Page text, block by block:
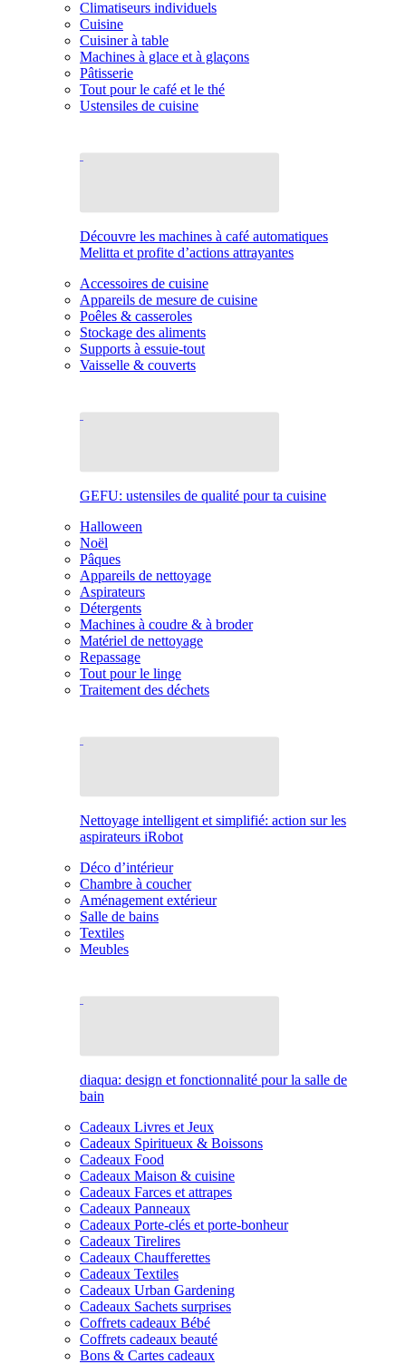
Climatiseurs individuels
Cuisine
Cuisiner à table
Machines à glace et à glaçons
Pâtisserie
Tout pour le café et le thé
Ustensiles de cuisine
Découvre les machines à café automatiques
Melitta et profite d’actions attrayantes
Accessoires de cuisine
Appareils de mesure de cuisine
Poêles & casseroles
Stockage des aliments
Supports à essuie-tout
Vaisselle & couverts
GEFU: ustensiles de qualité pour ta cuisine
Halloween
Noël
Pâques
Appareils de nettoyage
Aspirateurs
Détergents
Machines à coudre & à broder
Matériel de nettoyage
Repassage
Tout pour le linge
Traitement des déchets
Nettoyage intelligent et simplifié: action sur les
aspirateurs iRobot
Déco d’intérieur
Chambre à coucher
Aménagement extérieur
Salle de bains
Textiles
Meubles
diaqua: design et fonctionnalité pour la salle de
bain
Cadeaux Livres et Jeux
Cadeaux Spiritueux & Boissons
Cadeaux Food
Cadeaux Maison & cuisine
Cadeaux Farces et attrapes
Cadeaux Panneaux
Cadeaux Porte-clés et porte-bonheur
Cadeaux Tirelires
Cadeaux Chaufferettes
Cadeaux Textiles
Cadeaux Urban Gardening
Cadeaux Sachets surprises
Coffrets cadeaux Bébé
Coffrets cadeaux beauté
Bons & Cartes cadeaux